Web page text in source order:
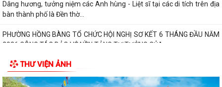
PHƯỜNG HỒNG BÀNG TỔ CHỨC HỘI NGHỊ SƠ KẾT 6 THÁNG ĐẦU NĂM
2026 CÔNG TÁC BẢO VỆ NỀN TẢNG TƯ TƯỞNG CỦA...
Hội Cựu CAND phường Hồng Bàng đi thăm, tặng quà các gia đình
Phường Hồng Bàng phát huy vai trò, nâng cao hiệu lực, hiệu quả hoạt
động của bộ máy chính quyền cơ...
THƯ VIỆN ẢNH